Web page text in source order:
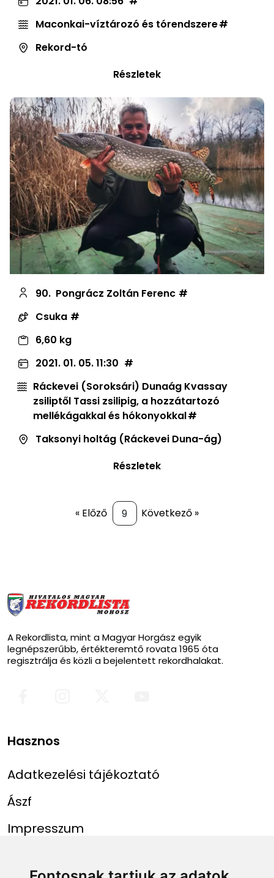
Maconkai-víztározó és tórendszere
Rekord-tó
Részletek
90. Pongrácz Zoltán Ferenc
Csuka
6,60 kg
2021. 01. 05. 11:30
Ráckevei (Soroksári) Dunaág Kvassay
zsiliptől Tassi zsilipig, a hozzátartozó
mellékágakkal és hókonyokkal
Taksonyi holtág (Ráckevei Duna-ág)
Részletek
« Előző Következő »
A Rekordlista, mint a Magyar Horgász egyik
legnépszerűbb, értékteremtő rovata 1965 óta
regisztrálja és közli a bejelentett rekordhalakat.
Hasznos
Adatkezelési tájékoztató
Ászf
Impresszum
Menü Linkek